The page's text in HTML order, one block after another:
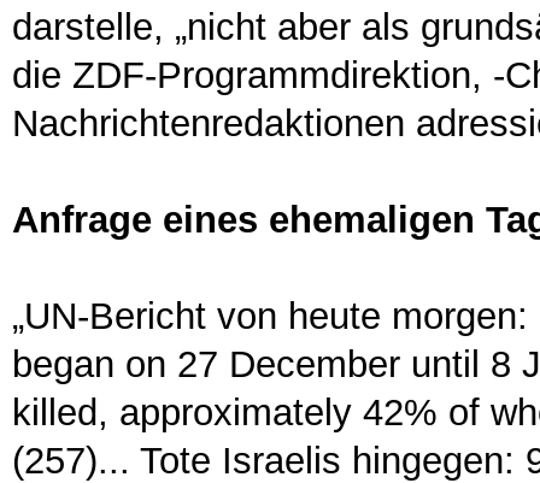
darstelle, „nicht aber als
die ZDF-Programmdirektion, -
Nachrichtenredaktionen
Anfrage eines ehemaligen
„UN-Bericht von heute
began on 27 December until 8
killed, approximately 42% of
(257)... Tote Israelis hingegen: